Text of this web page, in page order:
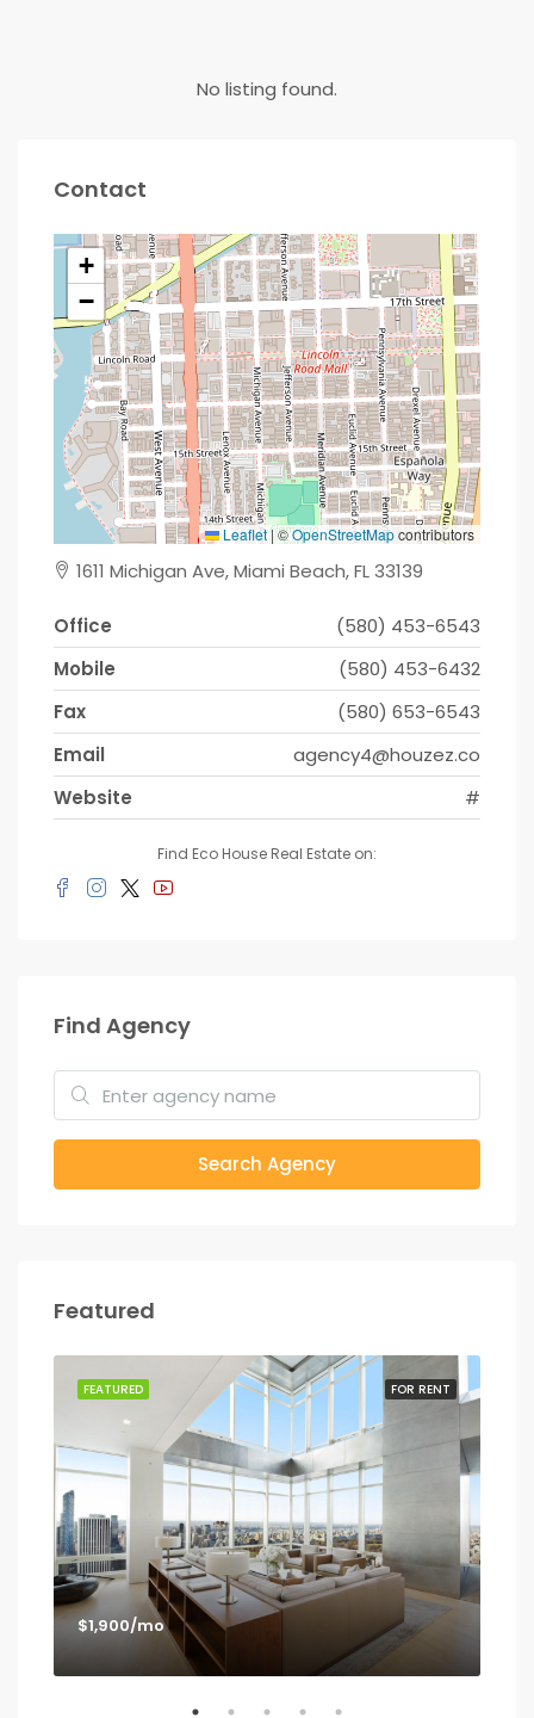
No listing found.
Contact
+
−
Leaflet|©OpenStreetMapcontributors
1611 Michigan Ave, Miami Beach, FL 33139
Office
(580) 453-6543
Mobile
(580) 453-6432
Fax
(580) 653-6543
Email
agency4@houzez.co
Website
#
Find Eco House Real Estate on:
Find Agency
Search Agency
Featured
FOR RENT
FEATURED
$1,900/mo